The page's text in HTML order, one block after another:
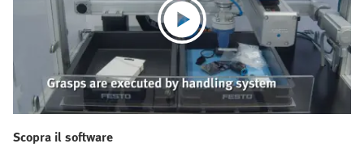
Scopra il software